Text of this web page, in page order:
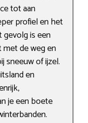
tot aan
profiel en het
gevolg is een
de weg en
sneeuw of ijzel.
en
je een boete